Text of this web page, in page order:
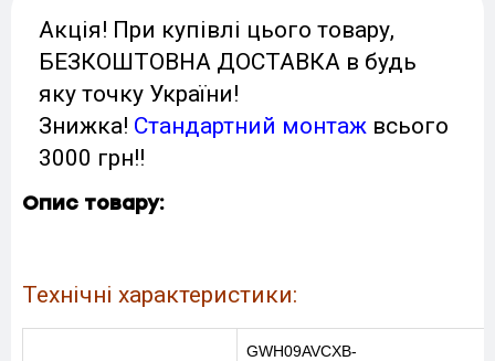
Акція! При купівлі цього товару,
БЕЗКОШТОВНА ДОСТАВКА в будь
яку точку України!
Знижка! Стандартний монтаж всього
3000 грн!!
Опис товару:
Технічні характеристики:
GWH09AVCXB-